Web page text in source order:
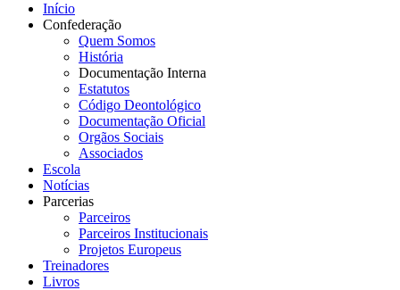
Início
Confederação
Quem Somos
História
Documentação Interna
Estatutos
Código Deontológico
Documentação Oficial
Orgãos Sociais
Associados
Escola
Notícias
Parcerias
Parceiros
Parceiros Institucionais
Projetos Europeus
Treinadores
Livros